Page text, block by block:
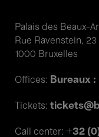
Palais des Beaux-
Rue Ravenstein, 23
1000 Bruxelles
Offices: Bureaux
Tickets:
Call center: +32